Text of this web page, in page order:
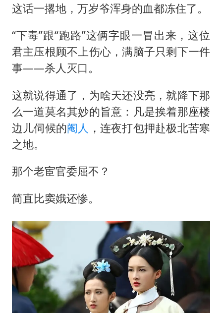
这话一撂地，万岁爷浑身的血都冻住了。
“下毒”跟“跑路”这俩字眼一冒出来，这位
君主压根顾不上伤心，满脑子只剩下一件
事——杀人灭口。
这就说得通了，为啥天还没亮，就降下那
么一道莫名其妙的旨意：凡是挨着那座楼
边儿伺候的阉人 ，连夜打包押赴极北苦寒
之地。
那个老宦官委屈不？
简直比窦娥还惨。